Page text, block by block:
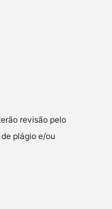
revisão pelo
plágio e/ou